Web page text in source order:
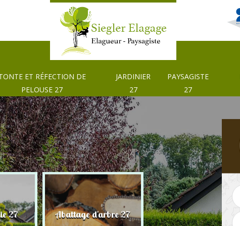
ET RÉFECTION DE
PELOUSE 27
JARDINIER
27
PAYSAGISTE
27
27 Abattage d'arbre 27 Tonte et réfection de
pelouse 27